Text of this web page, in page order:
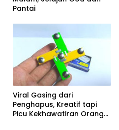
Pantai
Viral Gasing dari
Penghapus, Kreatif tapi
Picu Kekhawatiran Orang